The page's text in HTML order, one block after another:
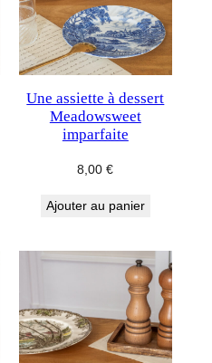
Une assiette à dessert
Meadowsweet
imparfaite
8,00€
Ajouter au panier